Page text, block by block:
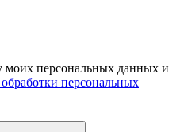
моих персональных данных и
персональных